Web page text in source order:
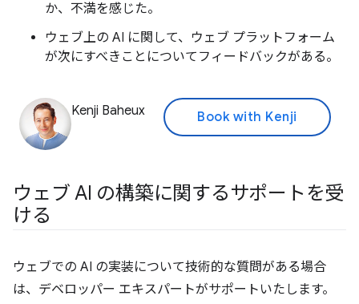
か、不満を感じた。
ウェブ上の AI に関して、ウェブ プラットフォーム
が次にすべきことについてフィードバックがある。
Kenji Baheux Book with Kenji
ウェブ AI の構築に関するサポートを受
ける
ウェブでの AI の実装について技術的な質問がある場合
は、デベロッパー エキスパートがサポートいたします。